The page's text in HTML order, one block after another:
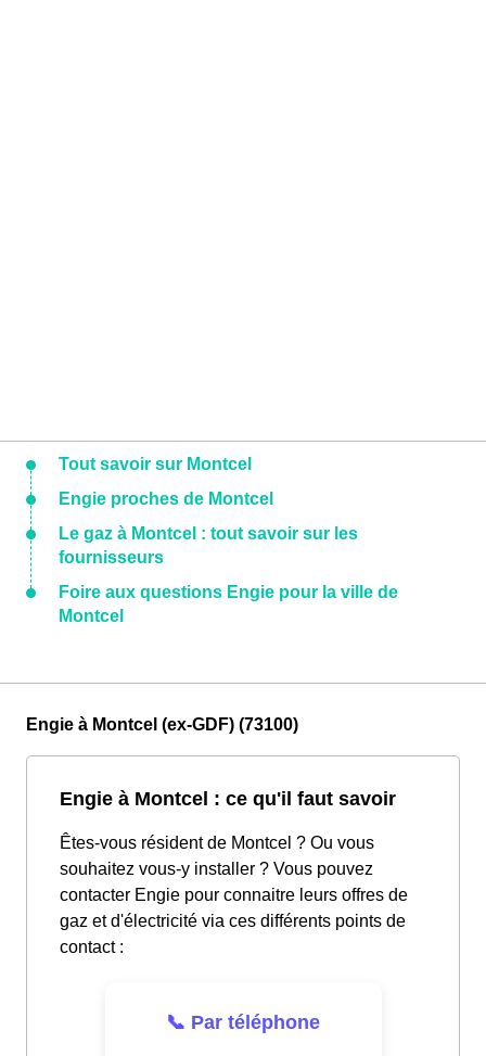
Tout savoir sur Montcel
Engie proches de Montcel
Le gaz à Montcel : tout savoir sur les
fournisseurs
Foire aux questions Engie pour la ville de
Montcel
Engie à Montcel (ex-GDF) (73100)
Engie à Montcel : ce qu'il faut savoir
Êtes-vous résident de Montcel ? Ou vous
souhaitez vous-y installer ? Vous pouvez
contacter Engie pour connaitre leurs offres de
gaz et d'électricité via ces différents points de
contact :
📞 Par téléphone